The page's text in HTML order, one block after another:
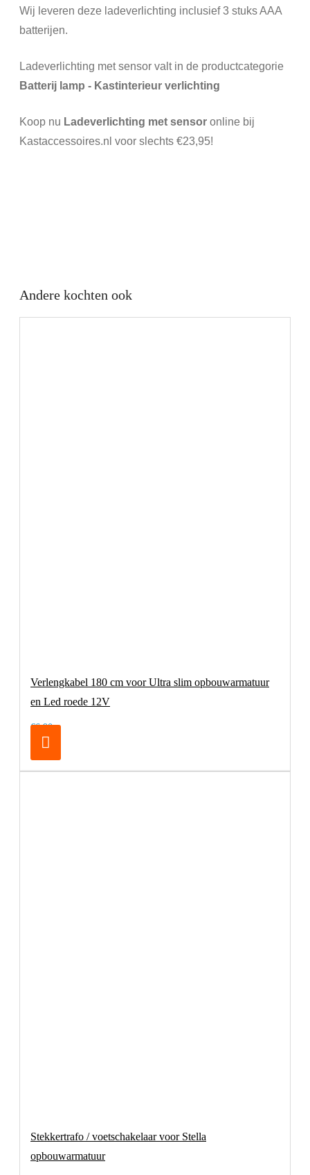
Wij leveren deze ladeverlichting inclusief 3 stuks AAA
batterijen.
Ladeverlichting met sensor valt in de productcategorie
Batterij lamp - Kastinterieur verlichting
Koop nu Ladeverlichting met sensor online bij
Kastaccessoires.nl voor slechts €23,95!
Andere kochten ook
Verlengkabel 180 cm voor Ultra slim opbouwarmatuur
en Led roede 12V
€6,90
Stekkertrafo / voetschakelaar voor Stella
opbouwarmatuur